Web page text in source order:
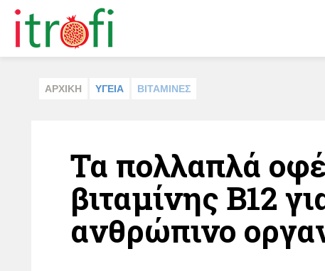
ΑΡΧΙΚΗ ΥΓΕΙΑ ΒΙΤΑΜΙΝΕΣ
Τα πολλαπλά
βιταμίνης B12
ανθρώπινο